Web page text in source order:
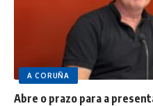
A CORUÑA
Abre o prazo para a